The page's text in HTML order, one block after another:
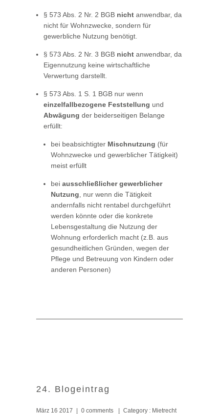
§ 573 Abs. 2 Nr. 2 BGB nicht anwendbar, da
nicht für Wohnzwecke, sondern für
gewerbliche Nutzung benötigt.
§ 573 Abs. 2 Nr. 3 BGB nicht anwendbar, da
Eigennutzung keine wirtschaftliche
Verwertung darstellt.
§ 573 Abs. 1 S. 1 BGB nur wenn
einzelfallbezogene Feststellung und
Abwägung der beiderseitigen Belange
erfüllt:
bei beabsichtigter Mischnutzung (für
Wohnzwecke und gewerblicher Tätigkeit)
meist erfüllt
bei ausschließlicher gewerblicher
Nutzung, nur wenn die Tätigkeit
andernfalls nicht rentabel durchgeführt
werden könnte oder die konkrete
Lebensgestaltung die Nutzung der
Wohnung erforderlich macht (z.B. aus
gesundheitlichen Gründen, wegen der
Pflege und Betreuung von Kindern oder
anderen Personen)
24. Blogeintrag
März 16 2017 0 comments Category : Mietrecht